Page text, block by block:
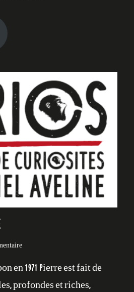
Gabon en 1971 Pierre est fait de
profondes et riches,